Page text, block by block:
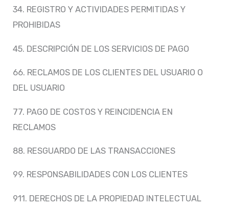
34. REGISTRO Y ACTIVIDADES PERMITIDAS Y
PROHIBIDAS
45. DESCRIPCIÓN DE LOS SERVICIOS DE PAGO
66. RECLAMOS DE LOS CLIENTES DEL USUARIO O
DEL USUARIO
77. PAGO DE COSTOS Y REINCIDENCIA EN
RECLAMOS
88. RESGUARDO DE LAS TRANSACCIONES
99. RESPONSABILIDADES CON LOS CLIENTES
911. DERECHOS DE LA PROPIEDAD INTELECTUAL